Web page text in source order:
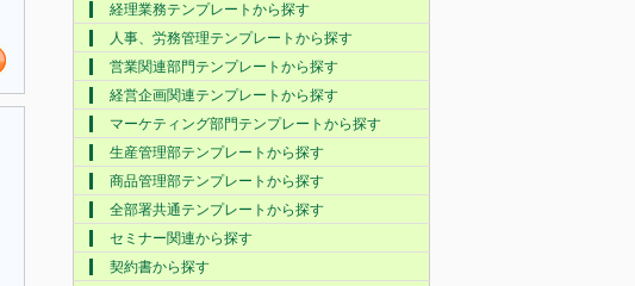
経理業務テンプレートから探す
人事、労務管理テンプレートから探す
営業関連部門テンプレートから探す
経営企画関連テンプレートから探す
マーケティング部門テンプレートから探す
生産管理部テンプレートから探す
商品管理部テンプレートから探す
全部署共通テンプレートから探す
セミナー関連から探す
契約書から探す